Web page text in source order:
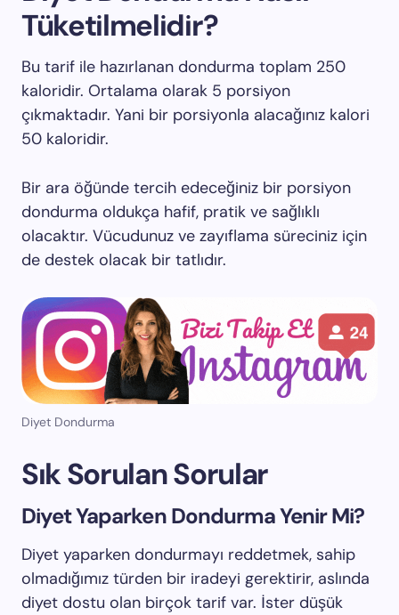
Tüketilmelidir?
Bu tarif ile hazırlanan dondurma toplam 250
kaloridir. Ortalama olarak 5 porsiyon
çıkmaktadır. Yani bir porsiyonla alacağınız kalori
50 kaloridir.
Bir ara öğünde tercih edeceğiniz bir porsiyon
dondurma oldukça hafif, pratik ve sağlıklı
olacaktır. Vücudunuz ve zayıflama süreciniz için
de destek olacak bir tatlıdır.
Diyet Dondurma
Sık Sorulan Sorular
Diyet Yaparken Dondurma Yenir Mi?
Diyet yaparken dondurmayı reddetmek, sahip
olmadığımız türden bir iradeyi gerektirir, aslında
diyet dostu olan birçok tarif var. İster düşük